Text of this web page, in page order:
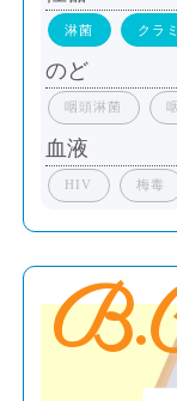
淋菌 クラ
のど
咽頭淋菌
血液
HIV 梅毒